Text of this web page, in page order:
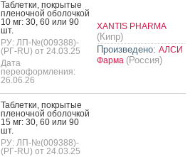
Таб­летки, пок­ры­тые
пле­ноч­ной обо­лоч­кой
10 мг: 30, 60 или 90
шт.
РУ: ЛП-№(009388)-
(РГ-RU) от 24.03.25
Дата
переоформления:
26.06.26
XANTIS PHARMA
(Кипр)
Произведено: АЛСИ
Фарма (Россия)
Таб­летки, пок­ры­тые
пле­ноч­ной обо­лоч­кой
15 мг: 30, 60 или 90
шт.
РУ: ЛП-№(009388)-
(РГ-RU) от 24.03.25